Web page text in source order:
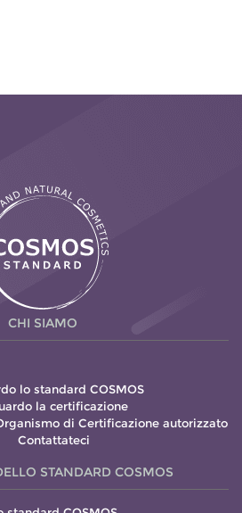
CHI SIAMO
lo standard COSMOS
la certificazione
di Certificazione autorizzato
Contattateci
STANDARD COSMOS